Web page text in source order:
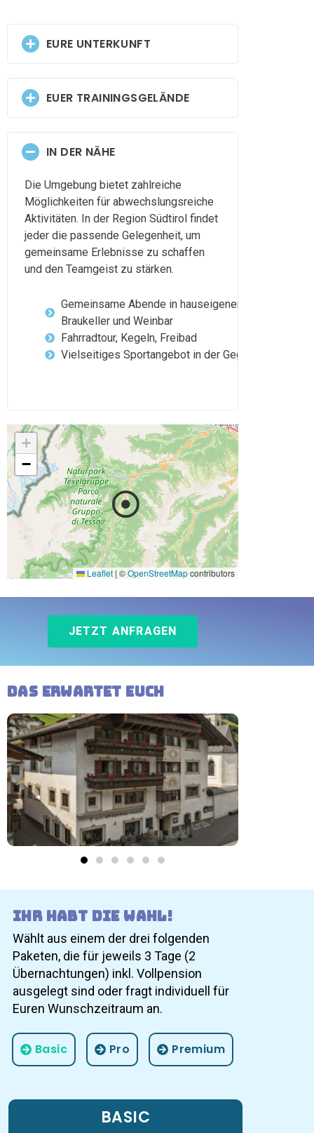
EURE UNTERKUNFT
EUER TRAININGSGELÄNDE
IN DER NÄHE
Die Umgebung bietet zahlreiche
Möglichkeiten für abwechslungsreiche
Aktivitäten. In der Region Südtirol findet
jeder die passende Gelegenheit, um
gemeinsame Erlebnisse zu schaffen
und den Teamgeist zu stärken.
Gemeinsame Abende in hauseigenem
Braukeller und Weinbar
Fahrradtour, Kegeln, Freibad
Vielseitiges Sportangebot in der Gegend
+
−
Leaflet | ©OpenStreetMapcontributors
JETZT ANFRAGEN
Das erwartet Euch
Ihr habt die Wahl!
Wählt aus einem der drei folgenden
Paketen, die für jeweils 3 Tage (2
Übernachtungen) inkl. Vollpension
ausgelegt sind oder fragt individuell für
Euren Wunschzeitraum an.
Basic Pro Premium
BASIC